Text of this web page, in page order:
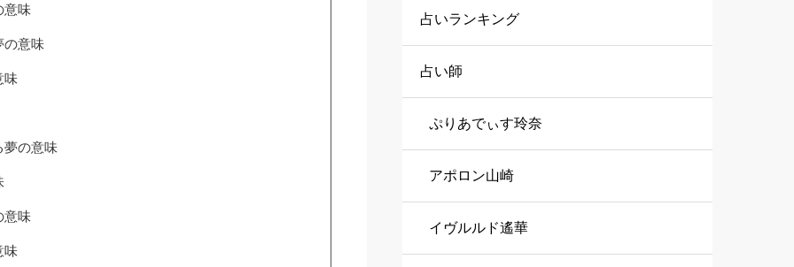
意味
の意味
味
夢の意味
意味
味
占いランキング
占い師
ぷりあでぃす玲奈
アポロン山崎
イヴルルド遙華